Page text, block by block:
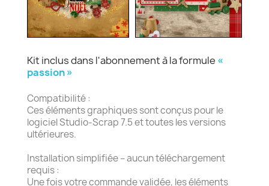
Kit inclus dans l'abonnement à la formule «
passion »
Compatibilité :
Ces éléments graphiques sont conçus pour le
logiciel Studio-Scrap 7.5 et toutes les versions
ultérieures.
Installation simplifiée – aucun téléchargement
requis :
Une fois votre commande validée, les éléments